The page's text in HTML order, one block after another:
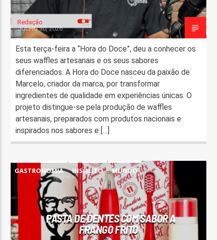
ON FM
Redação
JULHO 30, 2026
Esta terça-feira a “Hora do Doce”, deu a conhecer os
seus waffles artesanais e os seus sabores
diferenciados. A Hora do Doce nasceu da paixão de
Marcelo, criador da marca, por transformar
ingredientes de qualidade em experiências únicas. O
projeto distingue-se pela produção de waffles
artesanais, preparados com produtos nacionais e
inspirados nos sabores e […]
GASTRONOMIA INSÓLITO MUNDO
PASTA DE DENTES COM SABOR A
FRANGO FRITO